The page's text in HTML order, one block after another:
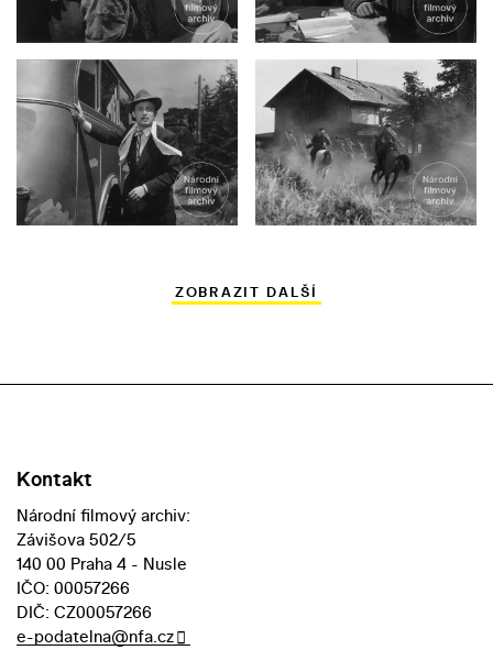
ZOBRAZIT DALŠÍ
Kontakt
Národní filmový archiv:
Závišova 502/5
140 00 Praha 4 - Nusle
IČO: 00057266
DIČ: CZ00057266
e-podatelna@nfa.cz